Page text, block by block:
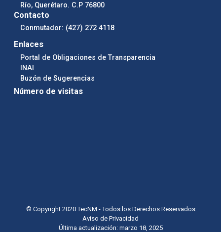
Río, Querétaro. C.P 76800
Contacto
Conmutador: (427) 272 4118
Enlaces
Portal de Obligaciones de Transparencia
INAI
Buzón de Sugerencias
Número de visitas
© Copyright 2020 TecNM - Todos los Derechos Reservados
Aviso de Privacidad
Última actualización: marzo 18, 2025